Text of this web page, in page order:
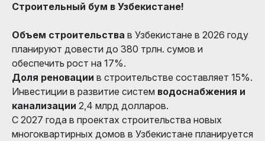
Строительный бум в Узбекистане!
Объем строительства в Узбекистане в 2026 году
планируют довести до 380 трлн. сумов и
обеспечить рост на 17%.
Доля реновации в строительстве составляет 15%.
Инвестиции в развитие систем водоснабжения и
канализации 2,4 млрд долларов.
С 2027 года в проектах строительства новых
многоквартирных домов в Узбекистане планируется